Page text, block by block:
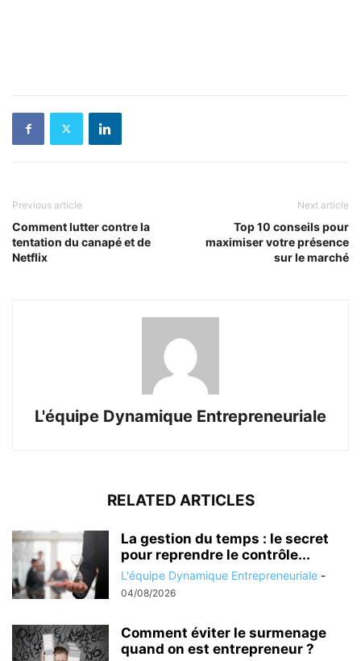
Previous article
Comment lutter contre la
tentation du canapé et de
Netflix
Next article
Top 10 conseils pour
maximiser votre présence
sur le marché
L'équipe Dynamique Entrepreneuriale
RELATED ARTICLES
La gestion du temps : le secret
pour reprendre le contrôle...
L'équipe Dynamique Entrepreneuriale -
04/08/2026
Comment éviter le surmenage
quand on est entrepreneur ?